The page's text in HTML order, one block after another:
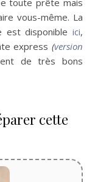
toute prête mais
vous-même. La
est disponible ici,
express (version
de très bons
cette